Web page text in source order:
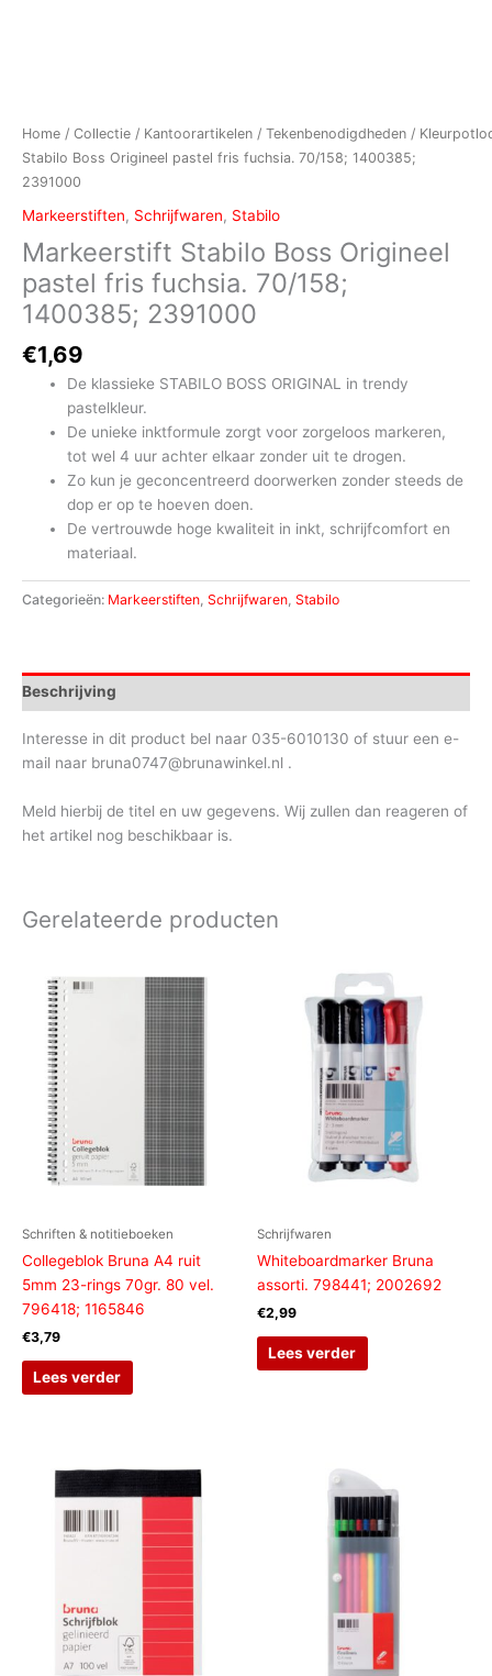
Home / Collectie / Kantoorartikelen / Tekenbenodigdheden /
Stabilo Boss Origineel pastel fris fuchsia. 70/158; 1400385;
2391000
Markeerstiften, Schrijfwaren, Stabilo
Markeerstift Stabilo Boss Origineel
pastel fris fuchsia. 70/158;
1400385; 2391000
€1,69
De klassieke STABILO BOSS ORIGINAL in trendy
pastelkleur.
De unieke inktformule zorgt voor zorgeloos markeren,
tot wel 4 uur achter elkaar zonder uit te drogen.
Zo kun je geconcentreerd doorwerken zonder steeds de
dop er op te hoeven doen.
De vertrouwde hoge kwaliteit in inkt, schrijfcomfort en
materiaal.
Categorieën: Markeerstiften, Schrijfwaren, Stabilo
Beschrijving
Interesse in dit product bel naar 035-6010130 of stuur een e-
mail naar bruna0747@brunawinkel.nl .
Meld hierbij de titel en uw gegevens. Wij zullen dan reageren of
het artikel nog beschikbaar is.
Gerelateerde producten
Schriften & notitieboeken
Collegeblok Bruna A4 ruit
5mm 23-rings 70gr. 80 vel.
796418; 1165846
€3,79
Lees verder
Schrijfwaren
Whiteboardmarker Bruna
assorti. 798441; 2002692
€2,99
Lees verder